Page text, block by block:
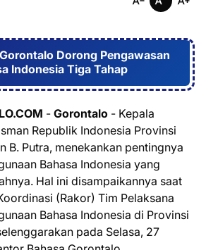
Dorong Pengawasan
Indonesia Tiga Tahap
- Gorontalo - Kepala
Republik Indonesia Provinsi
B. Putra, menekankan pentingnya
Bahasa Indonesia yang
Hal ini disampaikannya saat
(Rakor) Tim Pelaksana
Bahasa Indonesia di Provinsi
pada Selasa, 27